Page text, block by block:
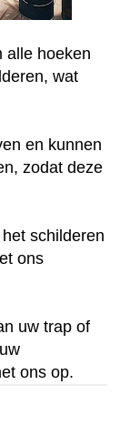
alle hoeken
wat
en kunnen
zodat deze
schilderen
ons
uw trap of
ons op.